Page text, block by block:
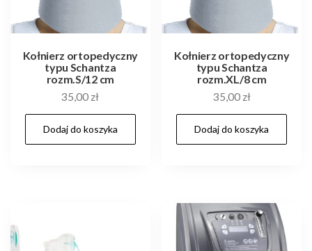
Kołnierz ortopedyczny
typu Schantza
rozm.S/12 cm
35,00 zł
Dodaj do koszyka
Kołnierz ortopedyczny
typu Schantza
rozm.XL/8 cm
35,00 zł
Dodaj do koszyka